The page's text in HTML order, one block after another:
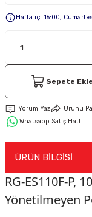
Hafta içi 16:00,
Sepete Ekle
Yorum Yaz Ürünü
Whatsapp Satış Hattı
ÜRÜN BİLGİSİ
RG-ES110F-P,
Yönetilmeyen